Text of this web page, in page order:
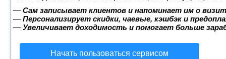
— Сам записывает клиентов и напоминает им о
— Персонализирует скидки, чаевые, кэшбэк и
— Увеличивает доходимость и помогает больше
Начать пользоваться сервисом